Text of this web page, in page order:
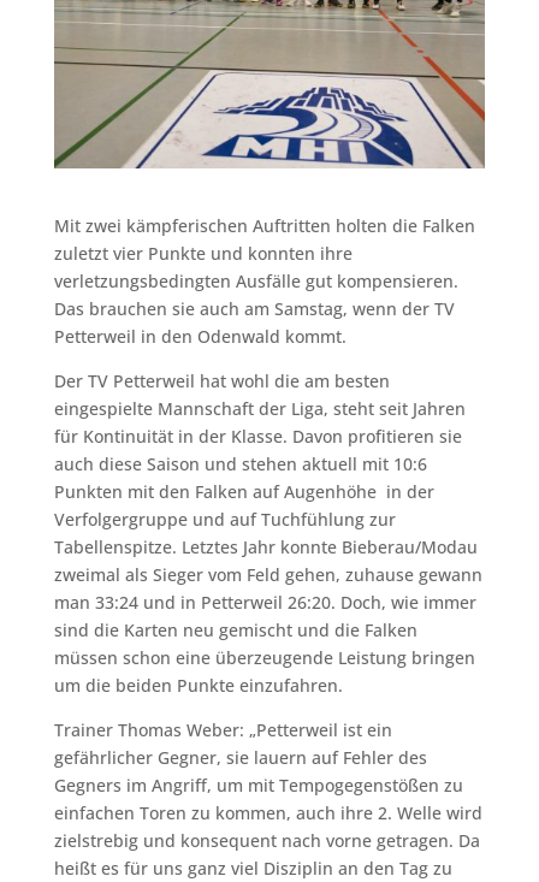
Mit zwei kämpferischen Auftritten holten die Falken
zuletzt vier Punkte und konnten ihre
verletzungsbedingten Ausfälle gut kompensieren.
Das brauchen sie auch am Samstag, wenn der TV
Petterweil in den Odenwald kommt.
Der TV Petterweil hat wohl die am besten
eingespielte Mannschaft der Liga, steht seit Jahren
für Kontinuität in der Klasse. Davon profitieren sie
auch diese Saison und stehen aktuell mit 10:6
Punkten mit den Falken auf Augenhöhe in der
Verfolgergruppe und auf Tuchfühlung zur
Tabellenspitze. Letztes Jahr konnte Bieberau/Modau
zweimal als Sieger vom Feld gehen, zuhause gewann
man 33:24 und in Petterweil 26:20. Doch, wie immer
sind die Karten neu gemischt und die Falken
müssen schon eine überzeugende Leistung bringen
um die beiden Punkte einzufahren.
Trainer Thomas Weber: „Petterweil ist ein
gefährlicher Gegner, sie lauern auf Fehler des
Gegners im Angriff, um mit Tempogegenstößen zu
einfachen Toren zu kommen, auch ihre 2. Welle wird
zielstrebig und konsequent nach vorne getragen. Da
heißt es für uns ganz viel Disziplin an den Tag zu